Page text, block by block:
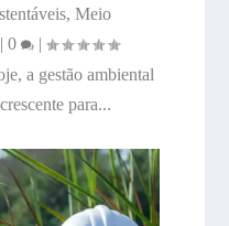
, Meio
0
|
a gestão ambiental
para...